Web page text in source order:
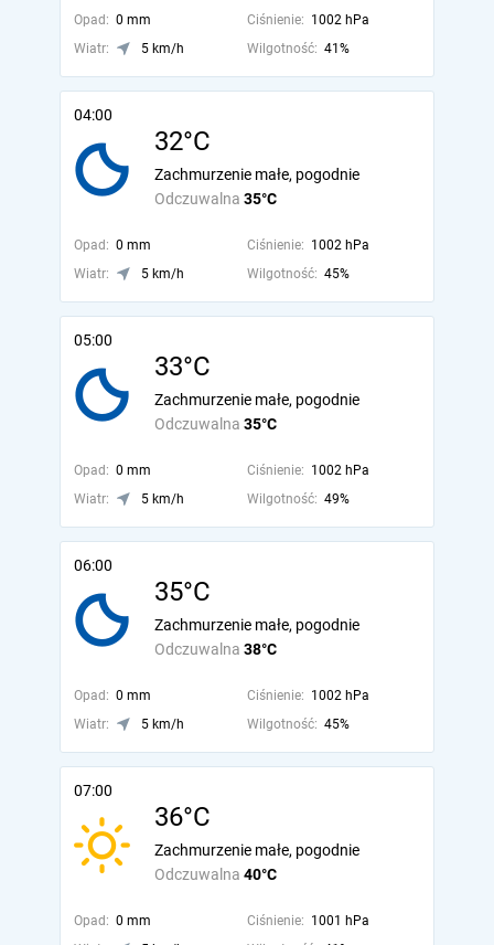
Opad: 0 mm Ciśnienie: 1002 hPa
Wiatr:
5 km/h Wilgotność: 41%
04:00
32°C
Odczuwalna 35°C
Zachmurzenie małe, pogodnie
Opad: 0 mm Ciśnienie: 1002 hPa
Wiatr:
5 km/h Wilgotność: 45%
05:00
33°C
Odczuwalna 35°C
Zachmurzenie małe, pogodnie
Opad: 0 mm Ciśnienie: 1002 hPa
Wiatr:
5 km/h Wilgotność: 49%
06:00
35°C
Odczuwalna 38°C
Zachmurzenie małe, pogodnie
Opad: 0 mm Ciśnienie: 1002 hPa
Wiatr:
5 km/h Wilgotność: 45%
07:00
36°C
Odczuwalna 40°C
Zachmurzenie małe, pogodnie
Opad: 0 mm Ciśnienie: 1001 hPa